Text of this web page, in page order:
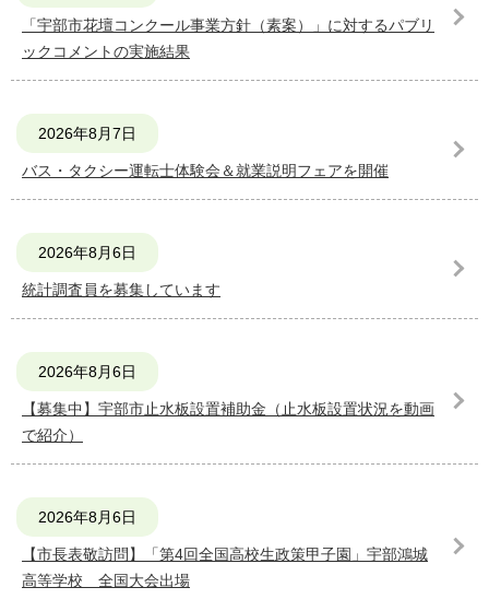
「宇部市花壇コンクール事業方針（素案）」に対するパブリ
ックコメントの実施結果
2026年8月7日
バス・タクシー運転⼠体験会＆就業説明フェアを開催
2026年8月6日
統計調査員を募集しています
2026年8月6日
【募集中】宇部市止水板設置補助金（止水板設置状況を動画
で紹介）
2026年8月6日
【市長表敬訪問】「第4回全国高校生政策甲子園」宇部鴻城
高等学校 全国⼤会出場